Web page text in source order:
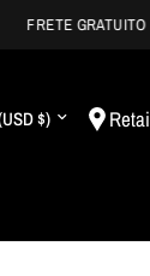
FRETE GRATUITO